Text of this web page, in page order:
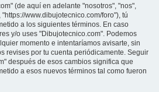
(de aquí en adelante "nosotros", "nos",
www.dibujotecnico.com/foro"), tú
a los siguientes términos. En caso
y/o uses "Dibujotecnico.com". Podemos
momento e intentaríamos avisarte, sin
revises por tu cuenta periódicamente. Seguir
después de esos cambios significa que
a esos nuevos términos tal como fueron